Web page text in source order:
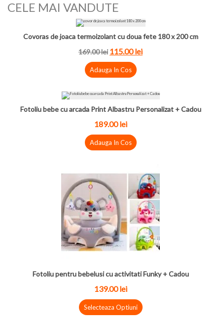
CELE MAI VANDUTE
Covoras de joaca termoizolant cu doua fete 180 x 200 cm
169.00 lei 115.00 lei
Adauga In Cos
Fotoliu bebe cu arcada Print Albastru Personalizat + Cadou
189.00 lei
Adauga In Cos
Fotoliu pentru bebelusi cu activitati Funky + Cadou
139.00 lei
Selecteaza Optiuni